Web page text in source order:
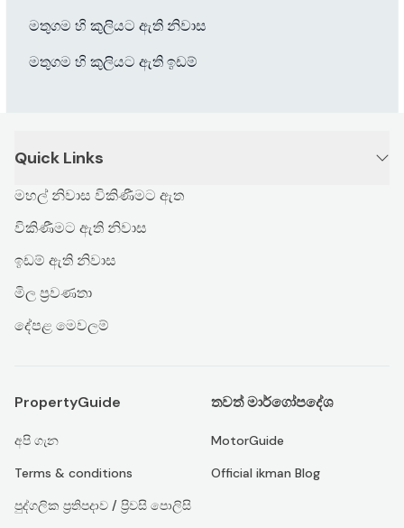
මතුගම හි කුලියට ඇති නිවාස
මතුගම හි කුලියට ඇති ඉඩම්
Quick Links
මහල් නිවාස විකිණීමට ඇත
විකිණීමට ඇති නිවාස
ඉඩම් ඇති නිවාස
මිල ප්‍රවණතා
දේපළ මෙවලම්
PropertyGuide
අපි ගැන
Terms & conditions
පුද්ගලික ප්‍රතිපදාව / ප්‍රිවසි පොලිසි
තවත් මාර්ගෝපදේශ
MotorGuide
Official ikman Blog